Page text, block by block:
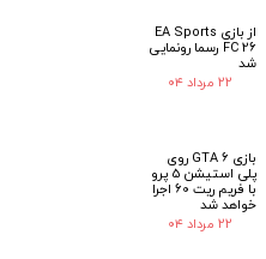
از بازی EA Sports
FC 26 رسما رونمایی
شد
۲۲ مرداد ۰۴
بازی GTA 6 روی
پلی استیشن 5 پرو
با فریم ریت 60 اجرا
خواهد شد
۲۲ مرداد ۰۴